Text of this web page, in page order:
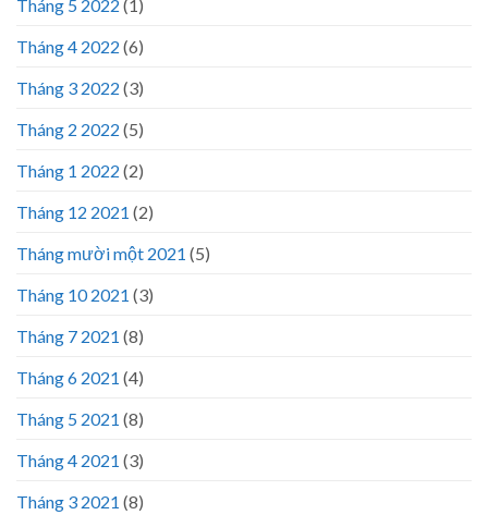
Tháng 5 2022 (1)
Tháng 4 2022 (6)
Tháng 3 2022 (3)
Tháng 2 2022 (5)
Tháng 1 2022 (2)
Tháng 12 2021 (2)
Tháng mười một 2021 (5)
Tháng 10 2021 (3)
Tháng 7 2021 (8)
Tháng 6 2021 (4)
Tháng 5 2021 (8)
Tháng 4 2021 (3)
Tháng 3 2021 (8)